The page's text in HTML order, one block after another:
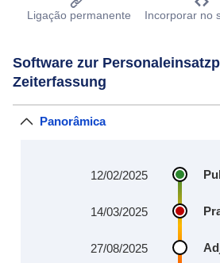
Ligação permanente Incorporar no
Software zur
Zeiterfassung
Panorâmica
12/02/2025
14/03/2025
27/08/2025